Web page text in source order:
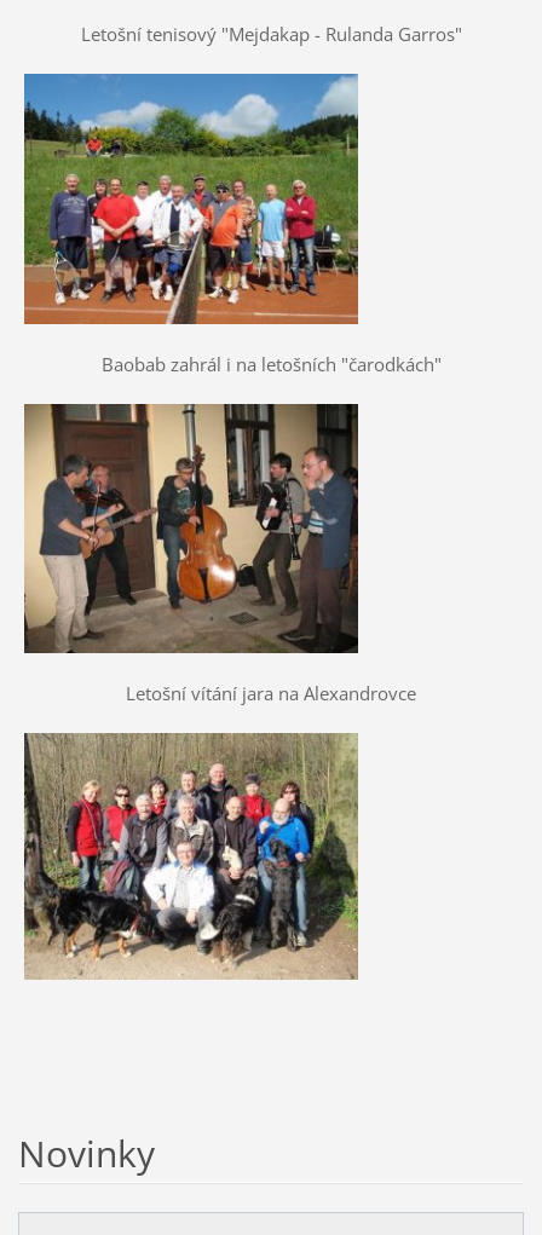
Letošní tenisový "Mejdakap - Rulanda Garros"
Baobab zahrál i na letošních "čarodkách"
Letošní vítání jara na Alexandrovce
Novinky